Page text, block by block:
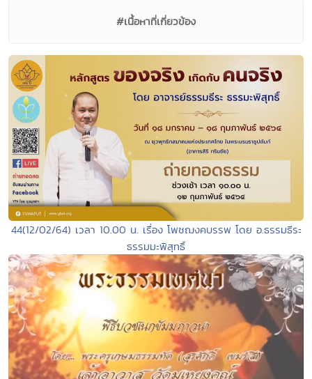
#เนื้อหาที่เกี่ยวข้อง
44(12/02/64) เวลา 10.00 น. เรื่อง โพชฌงคบรรพ โดย อ.ธรรมธีระ
ธรรมมะพิสุทธิ์